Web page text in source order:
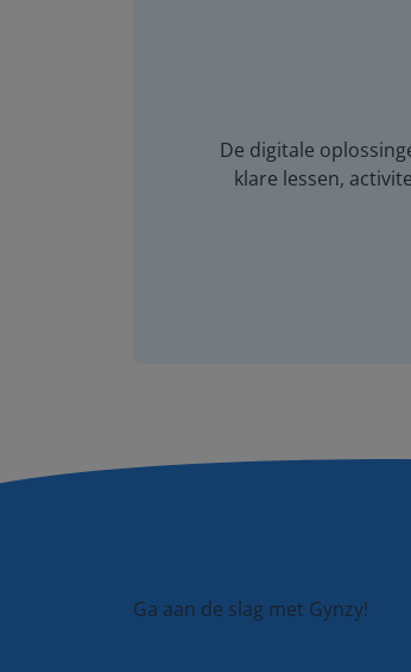
De digitale
klare lessen,
Ga aan de slag met Gynzy!